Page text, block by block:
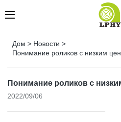
Дом > Новости >
Понимание роликов с низким
Понимание роликов с
2022/09/06